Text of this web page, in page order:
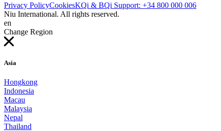
Privacy PolicyCookiesKQi & BQi Support: +34 800 000 006
Niu International. All rights reserved.
en
Change Region
Asia
Hongkong
Indonesia
Macau
Malaysia
Nepal
Thailand